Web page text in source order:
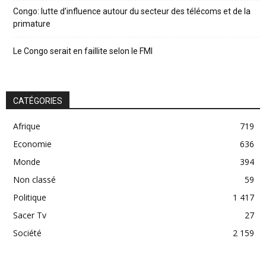
Congo: lutte d’influence autour du secteur des télécoms et de la
primature
Le Congo serait en faillite selon le FMI
CATÉGORIES
Afrique
719
Economie
636
Monde
394
Non classé
59
Politique
1 417
Sacer Tv
27
Société
2 159